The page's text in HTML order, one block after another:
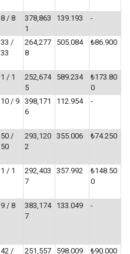
8 / 8
378,863
1
139.193 -
33 /
33
264,277
8
505.084 ₺86.900
1 / 1
252,674
5
589.234
₺173.80
0
10 / 9 398,171
6
112.954 -
50 /
50
293,120
2
355.006 ₺74.250
1 / 1
292,403
7
357.992
₺148.50
0
9 / 8
383,174
7
133.049 -
42 /
251,557
598.009 ₺90.000